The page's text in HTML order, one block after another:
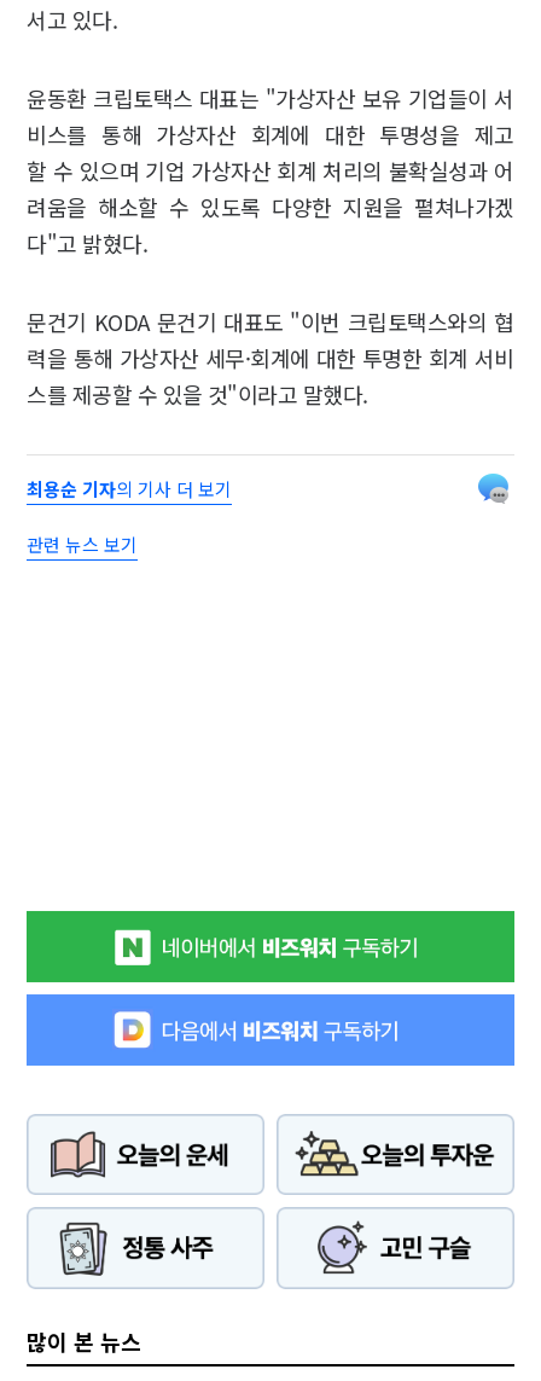
서고 있다.
윤동환 크립토택스 대표는 "가상자산 보유 기업들이 서
비스를 통해 가상자산 회계에 대한 투명성을 제고
할 수 있으며 기업 가상자산 회계 처리의 불확실성과 어
려움을 해소할 수 있도록 다양한 지원을 펼쳐나가겠
다"고 밝혔다.
문건기 KODA 문건기 대표도 "이번 크립토택스와의 협
력을 통해 가상자산 세무·회계에 대한 투명한 회계 서비
스를 제공할 수 있을 것"이라고 말했다.
최용순 기자의 기사 더 보기
관련 뉴스 보기
많이 본 뉴스